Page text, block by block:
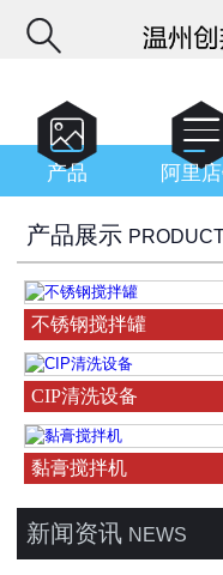


产品 阿里
产品展示
不锈钢搅拌罐
CIP清洗设备
黏膏搅拌机
新闻资讯 NEWS